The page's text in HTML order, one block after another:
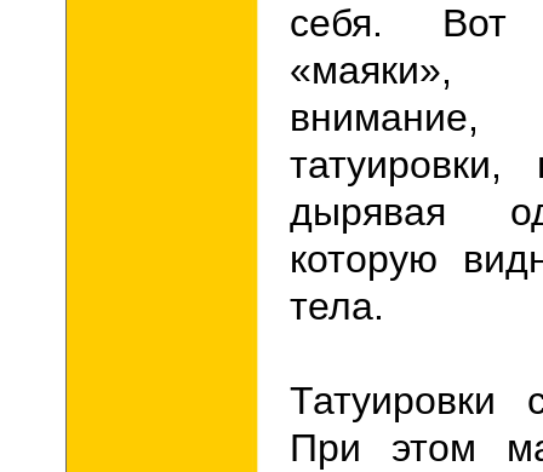
себя. Вот
«маяки»,
татуировки,
дырявая
которую
тела.
Татуировки
При этом